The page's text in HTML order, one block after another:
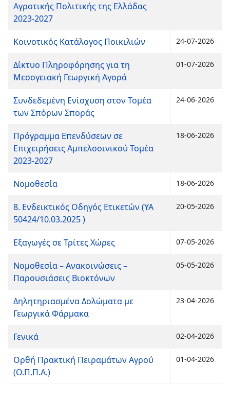
Αγροτικής Πολιτικής της Ελλάδας
2023-2027
Κοινοτικός Κατάλογος Ποικιλιών 24-07-2026
Δίκτυο Πληροφόρησης για τη
Μεσογειακή Γεωργική Αγορά
01-07-2026
Συνδεδεμένη Ενίσχυση στον Τομέα
των Σπόρων Σποράς
24-06-2026
Πρόγραμμα Επενδύσεων σε
Επιχειρήσεις Αμπελοοινικού Τομέα
2023-2027
18-06-2026
Νομοθεσία 18-06-2026
8. Ενδεικτικός Οδηγός Ετικετών (ΥΑ
50424/10.03.2025 )
20-05-2026
Εξαγωγές σε Τρίτες Χώρες 07-05-2026
Νομοθεσία – Ανακοινώσεις –
Παρουσιάσεις Βιοκτόνων
05-05-2026
Δηλητηριασμένα Δολώματα με
Γεωργικά Φάρμακα
23-04-2026
Γενικά 02-04-2026
Ορθή Πρακτική Πειραμάτων Αγρού
(Ο.Π.Π.Α.)
01-04-2026